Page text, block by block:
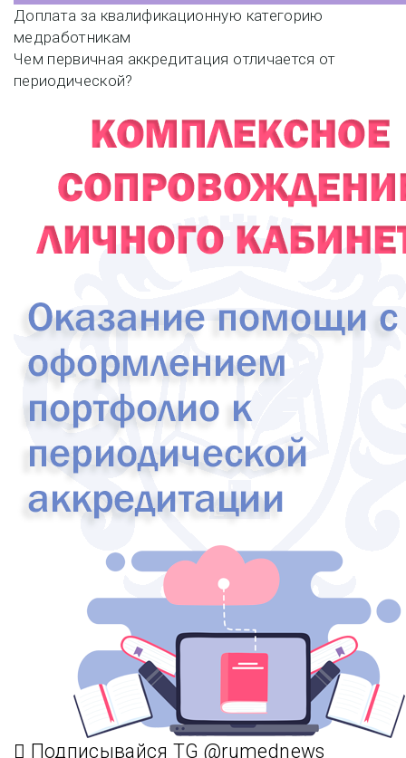
Навигация
по
записям
Доплата за квалификационную категорию
медработникам
Чем первичная аккредитация отличается от
периодической?
Подписывайся TG @rumednews